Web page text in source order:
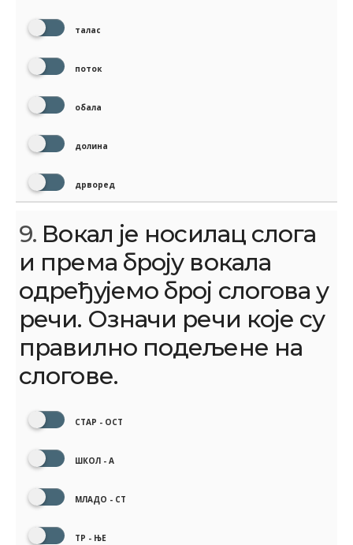
талас
поток
обала
долина
дрворед
9. Вокал је носилац слога
и према броју вокала
одређујемо број слогова у
речи. Означи речи које су
правилно подељене на
слогове.
СТАР - ОСТ
ШКОЛ - А
МЛАДО - СТ
ТР - ЊЕ